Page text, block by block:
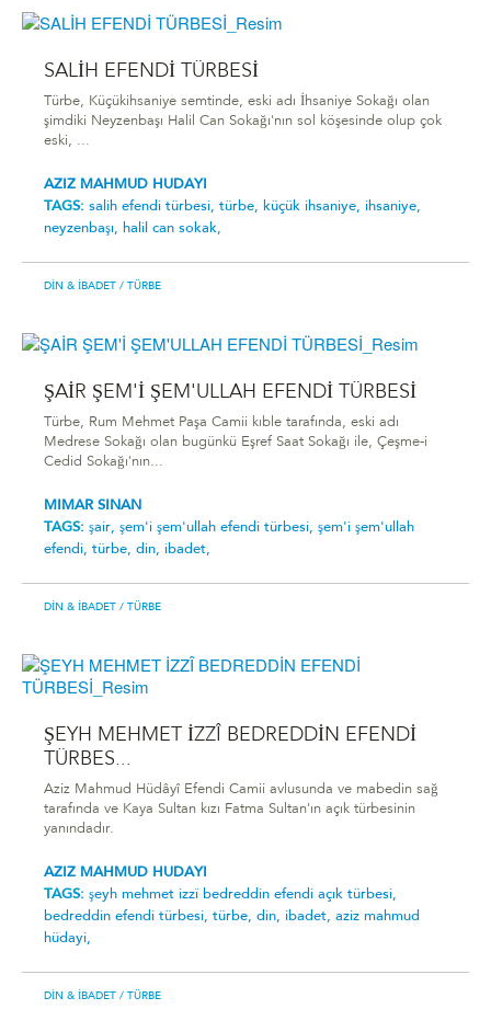
SALİH EFENDİ TÜRBESİ
Türbe, Küçükihsaniye semtinde, eski adı İhsaniye Sokağı olan
şimdiki Neyzenbaşı Halil Can Sokağı'nın sol köşesinde olup çok
eski, ...
AZIZ MAHMUD HUDAYI
TAGS: sali̇h efendi̇ türbesi̇, türbe, küçük ihsaniye, ihsaniye,
neyzenbaşı, halil can sokak,
DIN & İBADET / TÜRBE
ŞAİR ŞEM'İ ŞEM'ULLAH EFENDİ TÜRBESİ
Türbe, Rum Mehmet Paşa Camii kıble tarafında, eski adı
Medrese Sokağı olan bugünkü Eşref Saat Sokağı ile, Çeşme-i
Cedid Sokağı'nın...
MIMAR SINAN
TAGS: şai̇r, şem'i̇ şem'ullah efendi̇ türbesi̇, şem'i̇ şem'ullah
efendi̇, türbe, din, ibadet,
DIN & İBADET / TÜRBE
ŞEYH MEHMET İZZÎ BEDREDDİN EFENDİ
TÜRBES...
Aziz Mahmud Hüdâyî Efendi Camii avlusunda ve mabedin sağ
tarafında ve Kaya Sultan kızı Fatma Sultan'ın açık türbesinin
yanındadır.
AZIZ MAHMUD HUDAYI
TAGS: şeyh mehmet i̇zzî bedreddi̇n efendi̇ açik türbesi̇,
bedreddi̇n efendi̇ türbesi̇, türbe, din, ibadet, aziz mahmud
hüdayi,
DIN & İBADET / TÜRBE